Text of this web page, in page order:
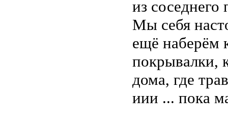
из
Мы себя
ещё наберём
покрывалки,
дома, где
иии ... пока